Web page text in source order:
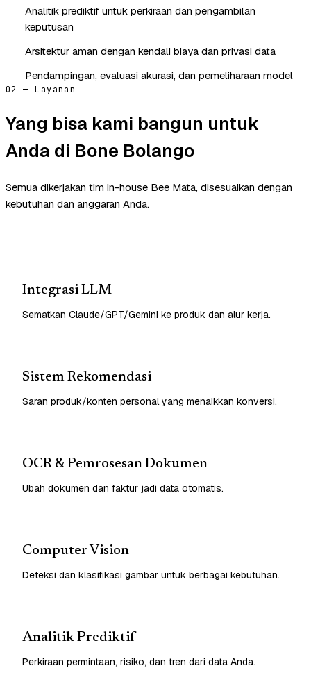
Analitik prediktif untuk perkiraan dan pengambilan
keputusan
Arsitektur aman dengan kendali biaya dan privasi data
Pendampingan, evaluasi akurasi, dan pemeliharaan model
02 — Layanan
Yang bisa kami bangun untuk
Anda di Bone Bolango
Semua dikerjakan tim in-house Bee Mata, disesuaikan dengan
kebutuhan dan anggaran Anda.
Integrasi LLM
Sematkan Claude/GPT/Gemini ke produk dan alur kerja.
Sistem Rekomendasi
Saran produk/konten personal yang menaikkan konversi.
OCR & Pemrosesan Dokumen
Ubah dokumen dan faktur jadi data otomatis.
Computer Vision
Deteksi dan klasifikasi gambar untuk berbagai kebutuhan.
Analitik Prediktif
Perkiraan permintaan, risiko, dan tren dari data Anda.